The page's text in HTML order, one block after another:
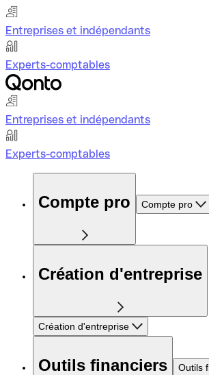
Entreprises et indépendants
Experts-comptables
Entreprises et indépendants
Experts-comptables
Compte pro Compte pro
Création d'entreprise
Création d'entreprise
Outils financiers Outils